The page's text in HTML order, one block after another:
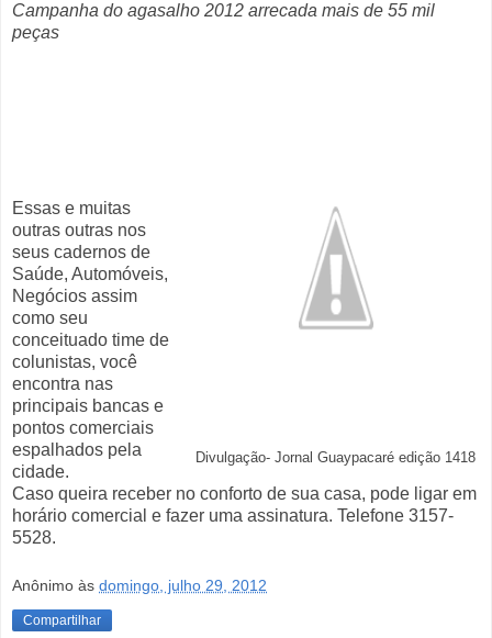
Campanha do agasalho 2012 arrecada mais de 55 mil
peças
Divulgação- Jornal Guaypacaré edição 1418
Essas e muitas
outras outras nos
seus cadernos de
Saúde, Automóveis,
Negócios assim
como seu
conceituado time de
colunistas, você
encontra nas
principais bancas e
pontos comerciais
espalhados pela
cidade.
Caso queira receber no conforto de sua casa, pode ligar em
horário comercial e fazer uma assinatura. Telefone 3157-
5528.
Anônimo às domingo, julho 29, 2012
Compartilhar